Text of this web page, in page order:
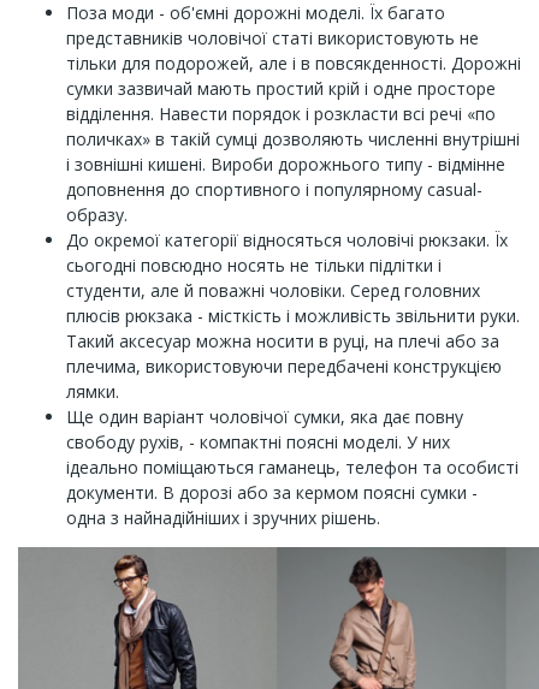
Поза моди - об'ємні дорожні моделі. Їх багато
представників чоловічої статі використовують не
тільки для подорожей, але і в повсякденності. Дорожні
сумки зазвичай мають простий крій і одне просторе
відділення. Навести порядок і розкласти всі речі «по
поличках» в такій сумці дозволяють численні внутрішні
і зовнішні кишені. Вироби дорожнього типу - відмінне
доповнення до спортивного і популярному casual-
образу.
До окремої категорії відносяться чоловічі рюкзаки. Їх
сьогодні повсюдно носять не тільки підлітки і
студенти, але й поважні чоловіки. Серед головних
плюсів рюкзака - місткість і можливість звільнити руки.
Такий аксесуар можна носити в руці, на плечі або за
плечима, використовуючи передбачені конструкцією
лямки.
Ще один варіант чоловічої сумки, яка дає повну
свободу рухів, - компактні поясні моделі. У них
ідеально поміщаються гаманець, телефон та особисті
документи. В дорозі або за кермом поясні сумки -
одна з найнадійніших і зручних рішень.